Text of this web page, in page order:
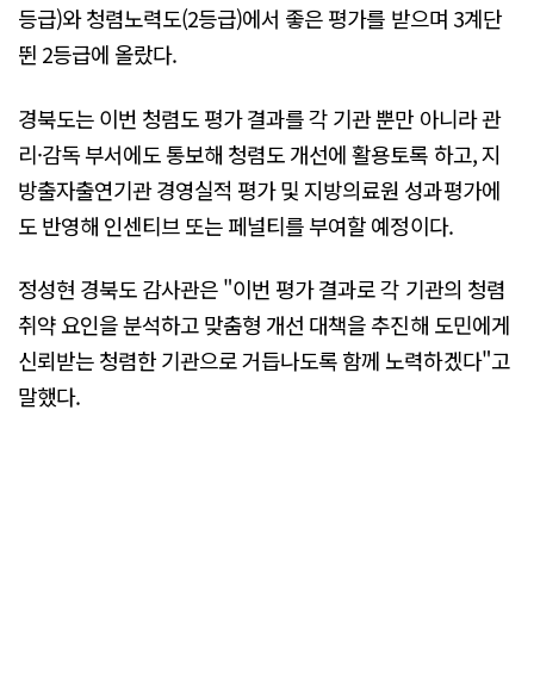
등급)와 청렴노력도(2등급)에서 좋은 평가를 받으며 3계단
뛴 2등급에 올랐다.
경북도는 이번 청렴도 평가 결과를 각 기관 뿐만 아니라 관
리·감독 부서에도 통보해 청렴도 개선에 활용토록 하고, 지
방출자출연기관 경영실적 평가 및 지방의료원 성과평가에
도 반영해 인센티브 또는 페널티를 부여할 예정이다.
정성현 경북도 감사관은 "이번 평가 결과로 각 기관의 청렴
취약 요인을 분석하고 맞춤형 개선 대책을 추진해 도민에게
신뢰받는 청렴한 기관으로 거듭나도록 함께 노력하겠다"고
말했다.